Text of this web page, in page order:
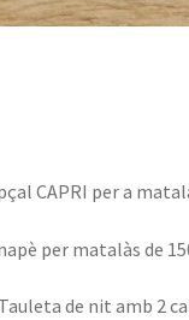
CAPRI per a
per matalàs de
de nit amb 2